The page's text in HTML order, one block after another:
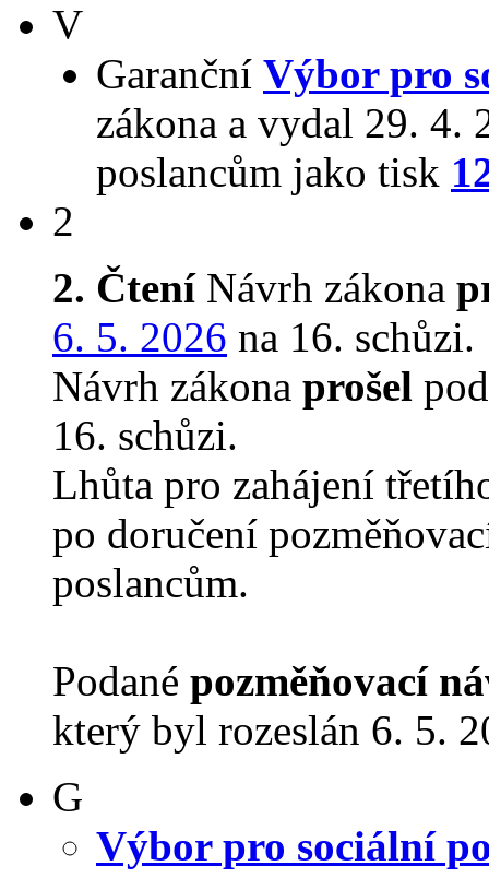
V
Garanční Výbor pro
zákona a vydal 29. 4.
poslancům jako tisk
2
2. ČteníNávrh zákona
6. 5. 2026 na 16. schůzi.
Návrh zákona prošel
16. schůzi.
Lhůta pro zahájení
po doručení
poslancům.
Podané pozměňovací
který byl rozeslán 6. 5.
G
Výbor pro sociální